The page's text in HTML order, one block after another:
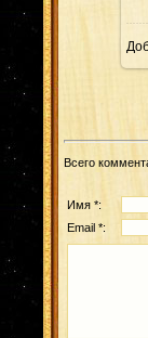
Всего
Имя *:
Email *: